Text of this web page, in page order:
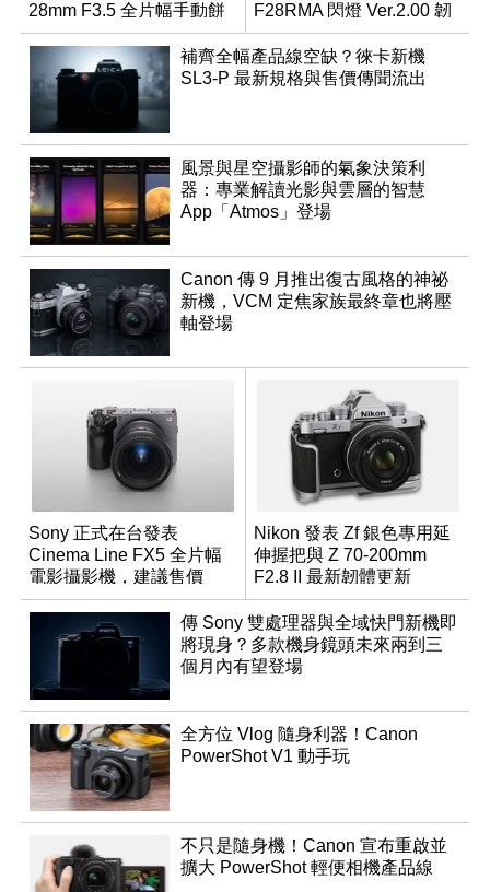
28mm F3.5 全片幅手動餅
乾鏡
F28RMA 閃燈 Ver.2.00 韌
體
補齊全幅產品線空缺？徠卡新機
SL3-P 最新規格與售價傳聞流出
風景與星空攝影師的氣象決策利
器：專業解讀光影與雲層的智慧
App「Atmos」登場
Canon 傳 9 月推出復古風格的神祕
新機，VCM 定焦家族最終章也將壓
軸登場
Sony 正式在台發表
Cinema Line FX5 全片幅
電影攝影機，建議售價
NT$144,980
Nikon 發表 Zf 銀色專用延
伸握把與 Z 70-200mm
F2.8 II 最新韌體更新
傳 Sony 雙處理器與全域快門新機即
將現身？多款機身鏡頭未來兩到三
個月內有望登場
全方位 Vlog 隨身利器！Canon
PowerShot V1 動手玩
不只是隨身機！Canon 宣布重啟並
擴大 PowerShot 輕便相機產品線